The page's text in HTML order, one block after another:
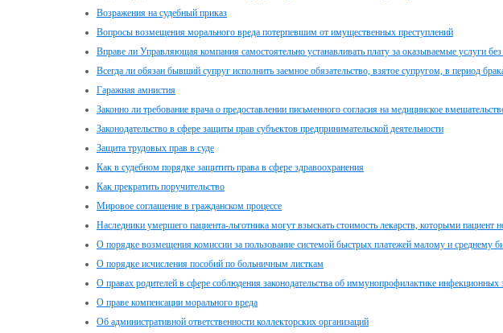
Возражения на судебный приказ
Вопросы возмещения морального вреда потерпевшим от имущественных преступлений
Вправе ли Управляющая компания самостоятельно устанавливать плату за оказываемые услуги без
Всегда ли обязан бывший супруг исполнить заемное обязательство, взятое супругом, в период
Гаражная амнистия
Законно ли требование врача о предоставлении письменного согласия на медицинское
Законодательство в сфере защиты прав субъектов предпринимательской деятельности
Защита трудовых прав в суде
Как в судебном порядке защитить права в сфере здравоохранения
Как прекратить поручительство
Мировое соглашение в гражданском процессе
Наследники умершего пациента-льготника могут взыскать стоимость лекарств, которыми пациент
О порядке возмещения комиссии за пользование системой быстрых платежей малому и среднему
О порядке исчисления пособий по больничным листкам
О правах родителей в сфере соблюдения законодательства об иммунопрофилактике инфекционных
О праве компенсации морального вреда
Об административной ответственности коллекторских организаций